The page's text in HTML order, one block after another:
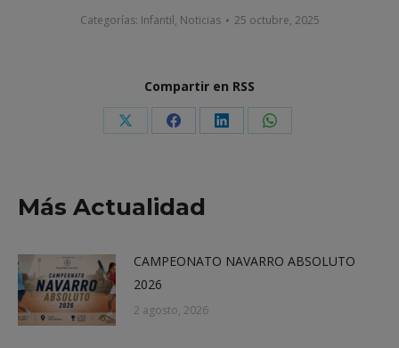
Categorías: Infantil, Noticias 25 octubre, 2025
Compartir en RSS
Share Share Share Share
Más Actualidad
CAMPEONATO NAVARRO ABSOLUTO
2026
2 agosto, 2026